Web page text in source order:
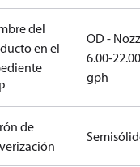
del
en el
OD -
6.00-22.00
gph
de